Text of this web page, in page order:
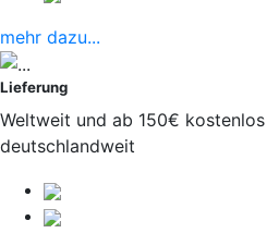
mehr dazu...
Lieferung
Weltweit und ab 150€ kostenlos
deutschlandweit